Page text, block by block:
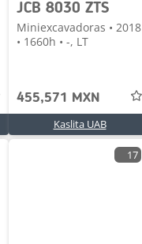
JCB 8030 ZTS
Miniexcavadoras • 2018
• 1660h • -, LT
455,571 MXN
Kaslita UAB
17